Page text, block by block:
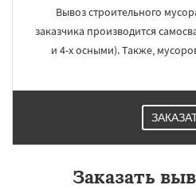
Вывоз строительного
заказчика производится
и 4-х осными). Также,
Заказать